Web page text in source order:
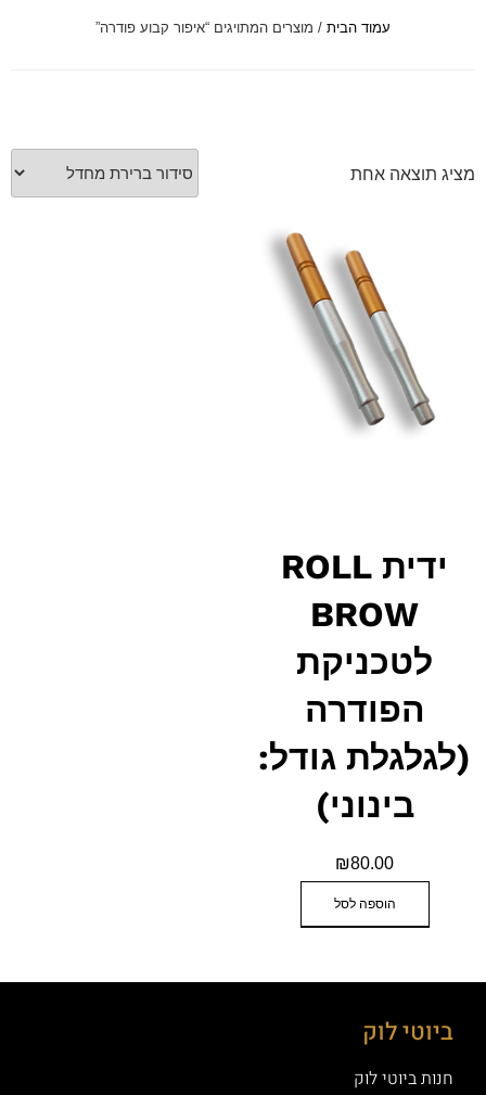
סמן קישורים
עמוד הבית / מוצרים המתויגים “איפור קבוע פודרה”
מציג תוצאה אחת
ידית ROLL
BROW
לטכניקת
הפודרה
(לגלגלת גודל:
בינוני)
₪80.00
הוספה לסל
ביוטי לוק
חנות ביוטי לוק